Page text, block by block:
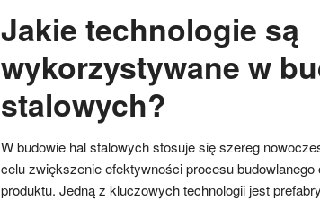
Jakie technologie są
wykorzystywane w
stalowych?
W budowie hal stalowych stosuje się szereg
celu zwiększenie efektywności procesu
produktu. Jedną z kluczowych technologii jest